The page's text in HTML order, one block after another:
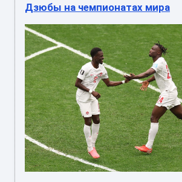
Дзюбы на чемпионатах мира